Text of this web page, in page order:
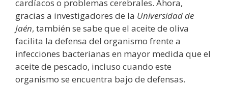
cardíacos o problemas cerebrales. Ahora,
gracias a investigadores de la Universidad de
Jaén, también se sabe que el aceite de oliva
facilita la defensa del organismo frente a
infecciones bacterianas en mayor medida que el
aceite de pescado, incluso cuando este
organismo se encuentra bajo de defensas.